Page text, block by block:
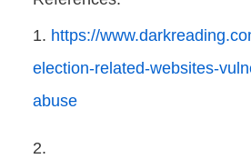
https://
election-related-websites-
abuse